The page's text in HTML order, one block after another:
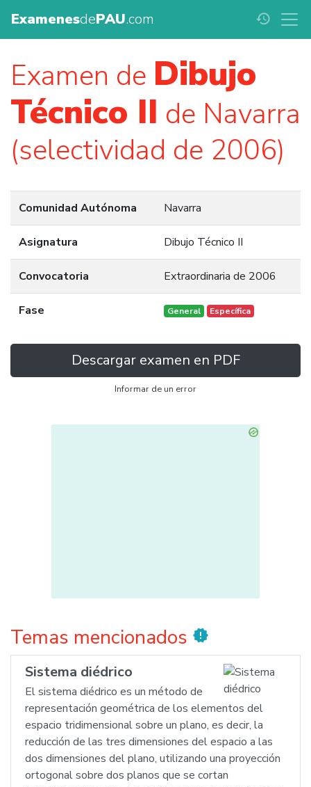
ExamenesdePAU.com history
Examen de Dibujo
Técnico II de Navarra
(selectividad de 2006)
Comunidad Autónoma Navarra
Asignatura Dibujo Técnico II
Convocatoria Extraordinaria de 2006
Fase General Específica
Descargar examen en PDF
Informar de un error
Temas mencionados new_releases
Sistema diédrico
El sistema diédrico es un método de
representación geométrica de los elementos del
espacio tridimensional sobre un plano, es decir, la
reducción de las tres dimensiones del espacio a las
dos dimensiones del plano, utilizando una proyección
ortogonal sobre dos planos que se cortan